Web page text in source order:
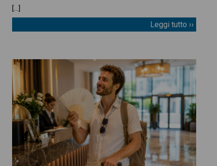
[…]
Leggi tutto ››